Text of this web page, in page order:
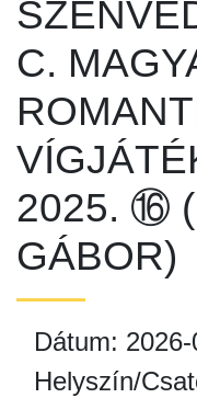
C.
2025. ⑯
GÁBOR)
Dátum:
Helyszín/